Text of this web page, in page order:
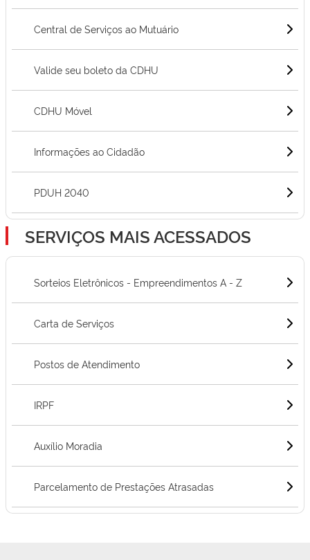
Central de Serviços ao Mutuário
Valide seu boleto da CDHU
CDHU Móvel
Informações ao Cidadão
PDUH 2040
SERVIÇOS MAIS ACESSADOS
Sorteios Eletrônicos - Empreendimentos A - Z
Carta de Serviços
Postos de Atendimento
IRPF
Auxílio Moradia
Parcelamento de Prestações Atrasadas